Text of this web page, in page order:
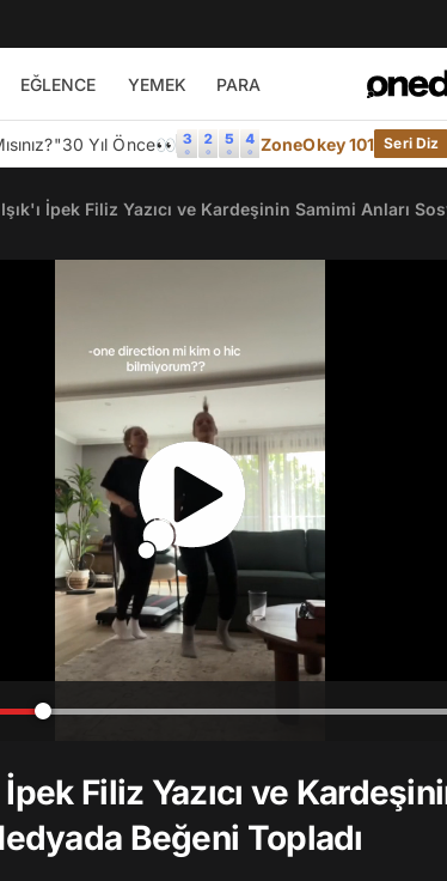
EĞLENCE YEMEK PARA
30 Yıl Önce👀 ZoneOkey 101 Seri Diz
İpek Filiz Yazıcı ve Kardeşinin Samimi Anları
İpek Filiz Yazıcı ve
Beğeni Topladı